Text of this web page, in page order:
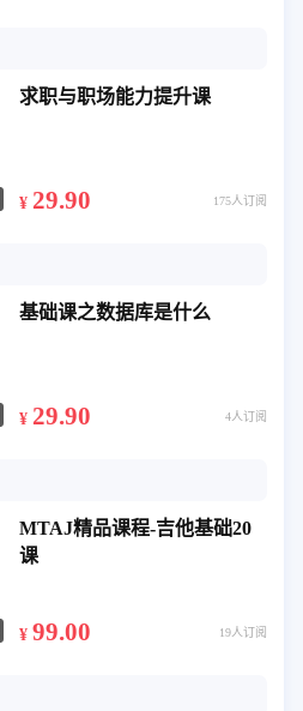
求职与职场能力提升课
¥ 29.90 175人订阅
基础课之数据库是什么
¥ 29.90 4人订阅
MTAJ精品课程-吉他基础20
课
¥ 99.00 19人订阅